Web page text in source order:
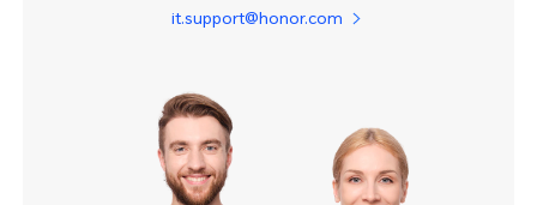
it.support@honor.com